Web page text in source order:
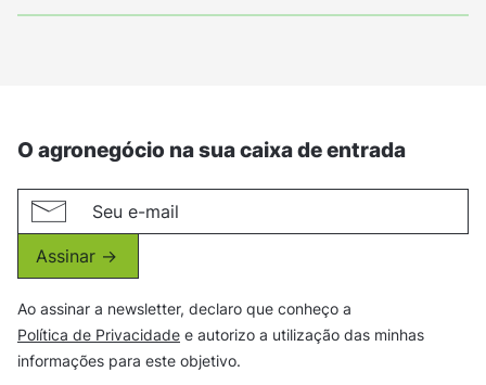
O agronegócio na sua caixa de entrada
Assinar ->
Ao assinar a newsletter, declaro que conheço a
Política de Privacidade e autorizo a utilização das minhas
informações para este objetivo.